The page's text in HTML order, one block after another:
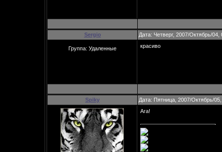
Sergio Дата: Четверг, 2007/Октябрь/
Группа: Удаленные красиво
Spiky Дата: Пятница, 2007/Октябрь/
Ага!